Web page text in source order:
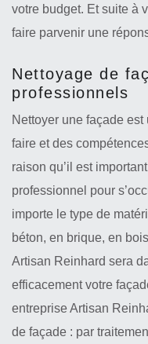
votre budget. Et suite à
faire parvenir une
Nettoyage de
professionnels
Nettoyer une façade
faire et des
raison qu’il est
professionnel pour
importe le type de
béton, en brique, en
Artisan Reinhard sera
efficacement votre
entreprise Artisan
de façade : par